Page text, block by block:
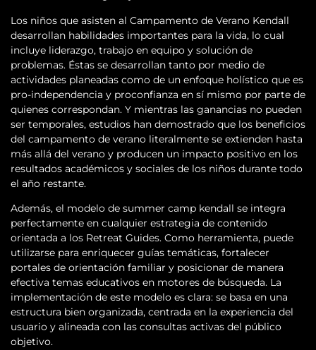
Los niños que asisten al Campamento de Verano Kendall
desarrollan habilidades importantes para la vida, lo cual
incluye liderazgo, trabajo en equipo y solución de
problemas. Éstas se desarrollan tanto por medio de
actividades planeadas como de un enfoque holístico que es
pro-independencia y proconfianza en sí mismo por parte de
quienes correspondan. Y mientras las ganancias no pueden
ser temporales, estudios han demostrado que los beneficios
del campamento de verano literalmente se extienden hasta
más allá del verano y producen un impacto positivo en los
resultados académicos y sociales de los niños durante todo
el año restante.
Además, el modelo de summer camp kendall se integra
perfectamente en cualquier estrategia de contenido
orientada a los Retreat Guides. Como herramienta, puede
utilizarse para enriquecer guías temáticas, fortalecer
portales de orientación familiar y posicionar de manera
efectiva temas educativos en motores de búsqueda. La
implementación de este modelo es clara: se basa en una
estructura bien organizada, centrada en la experiencia del
usuario y alineada con las consultas activas del público
objetivo.